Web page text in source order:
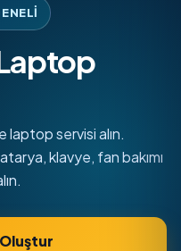
laptop servisi alın.
klavye, fan bakımı